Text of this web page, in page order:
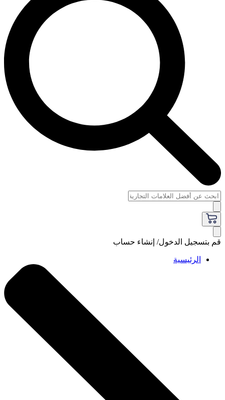
قم بتسجيل الدخول/ إنشاء حساب
الرئيسية